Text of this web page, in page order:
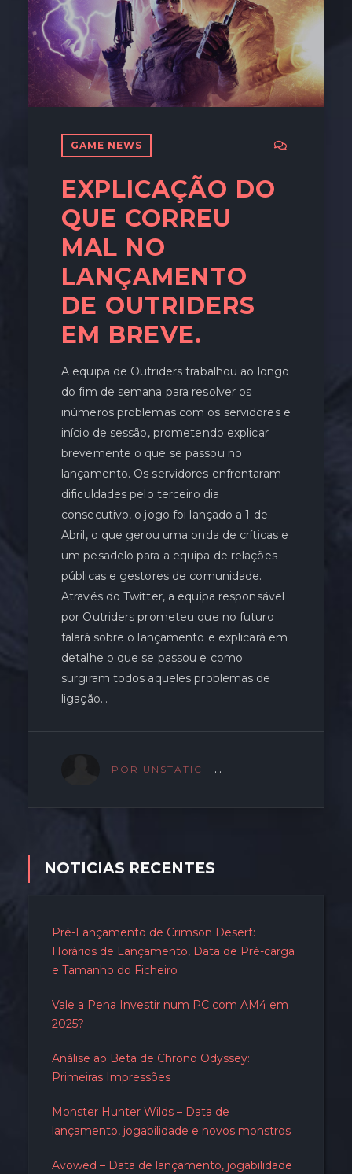
GAME NEWS
EXPLICAÇÃO DO
QUE CORREU
MAL NO
LANÇAMENTO
DE OUTRIDERS
EM BREVE.
A equipa de Outriders trabalhou ao longo
do fim de semana para resolver os
inúmeros problemas com os servidores e
início de sessão, prometendo explicar
brevemente o que se passou no
lançamento. Os servidores enfrentaram
dificuldades pelo terceiro dia
consecutivo, o jogo foi lançado a 1 de
Abril, o que gerou uma onda de críticas e
um pesadelo para a equipa de relações
públicas e gestores de comunidade.
Através do Twitter, a equipa responsável
por Outriders prometeu que no futuro
falará sobre o lançamento e explicará em
detalhe o que se passou e como
surgiram todos aqueles problemas de
ligação…
POR UNSTATIC
NOTICIAS RECENTES
Pré-Lançamento de Crimson Desert:
Horários de Lançamento, Data de Pré-carga
e Tamanho do Ficheiro
Vale a Pena Investir num PC com AM4 em
2025?
Análise ao Beta de Chrono Odyssey:
Primeiras Impressões
Monster Hunter Wilds – Data de
lançamento, jogabilidade e novos monstros
Avowed – Data de lançamento, jogabilidade